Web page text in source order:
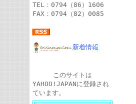
TEL：0794（86）1606
FAX：0794（82）0085
新着情報
このサイトは
YAHOO!JAPANに登録され
ています。